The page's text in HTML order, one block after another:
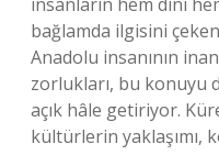
bağlamda ilgisini
Anadolu insanının
zorlukları, bu konuyu
açık hâle getiriyor.
kültürlerin yaklaşımı,